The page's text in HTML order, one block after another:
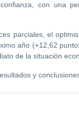
con una
parciales, el
año (+12,62
de la situación
y